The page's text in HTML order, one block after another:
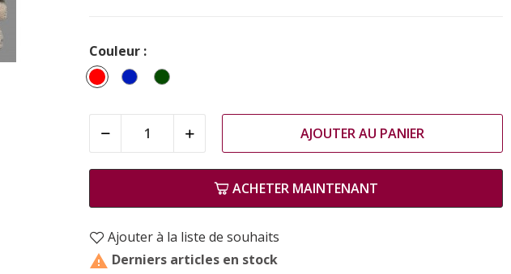
Couleur :
RougeBleu Vert
AJOUTER AU PANIER
ACHETER MAINTENANT
Ajouter à la liste de souhaits
 Derniers articles en stock